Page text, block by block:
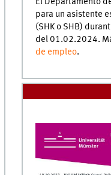
El Departamento
para un asistente
(SHK o SHB)
del 01.02.2024.
de empleo.